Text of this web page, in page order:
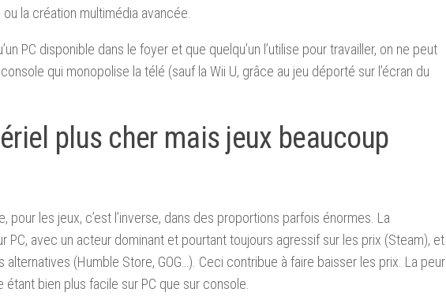
la création multimédia avancée.
PC disponible dans le foyer et que quelqu’un l’utilise pour travailler, on ne peut
qui monopolise la télé (sauf la Wii U, grâce au jeu déporté sur l’écran du
plus cher mais jeux beaucoup
pour les jeux, c’est l’inverse, dans des proportions parfois énormes. La
PC, avec un acteur dominant et pourtant toujours agressif sur les prix (Steam), et
(Humble Store, GOG…). Ceci contribue à faire baisser les prix. La peur
bien plus facile sur PC que sur console.